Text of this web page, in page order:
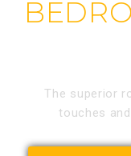
The superior
touches